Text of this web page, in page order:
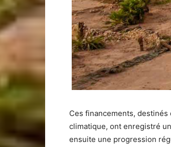
Ces financements,
climatique, ont enregistré
ensuite une progression